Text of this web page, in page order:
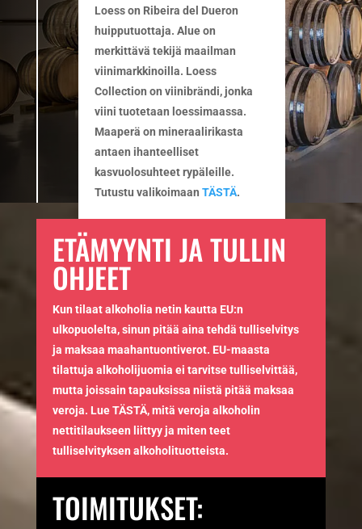
Loess on Ribeira del Dueron
huipputuottaja. Alue on
merkittävä tekijä maailman
viinimarkkinoilla. Loess
Collection on viinibrändi, jonka
viini tuotetaan loessimaassa.
Maaperä on mineraalirikasta
antaen ihanteelliset
kasvuolosuhteet rypäleille.
Tutustu valikoimaan TÄSTÄ.
ETÄMYYNTI JA TULLIN
OHJEET
Kun tilaat alkoholia netin kautta EU:n
ulkopuolelta, sinun pitää aina tehdä tulliselvitys
ja maksaa maahantuontiverot. EU-maasta
tilattuja alkoholijuomia ei tarvitse tulliselvittää,
mutta joissain tapauksissa niistä pitää maksaa
veroja. Lue TÄSTÄ, mitä veroja alkoholin
nettitilaukseen liittyy ja miten teet
tulliselvityksen alkoholituotteista.
TOIMITUKSET: